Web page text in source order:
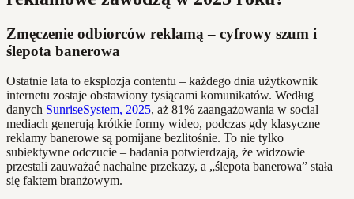
Zmęczenie odbiorców reklamą – cyfrowy szum i
ślepota banerowa
Ostatnie lata to eksplozja contentu – każdego dnia użytkownik
internetu zostaje obstawiony tysiącami komunikatów. Według
danych SunriseSystem, 2025, aż 81% zaangażowania w social
mediach generują krótkie formy wideo, podczas gdy klasyczne
reklamy banerowe są pomijane bezlitośnie. To nie tylko
subiektywne odczucie – badania potwierdzają, że widzowie
przestali zauważać nachalne przekazy, a „ślepota banerowa” stała
się faktem branżowym.